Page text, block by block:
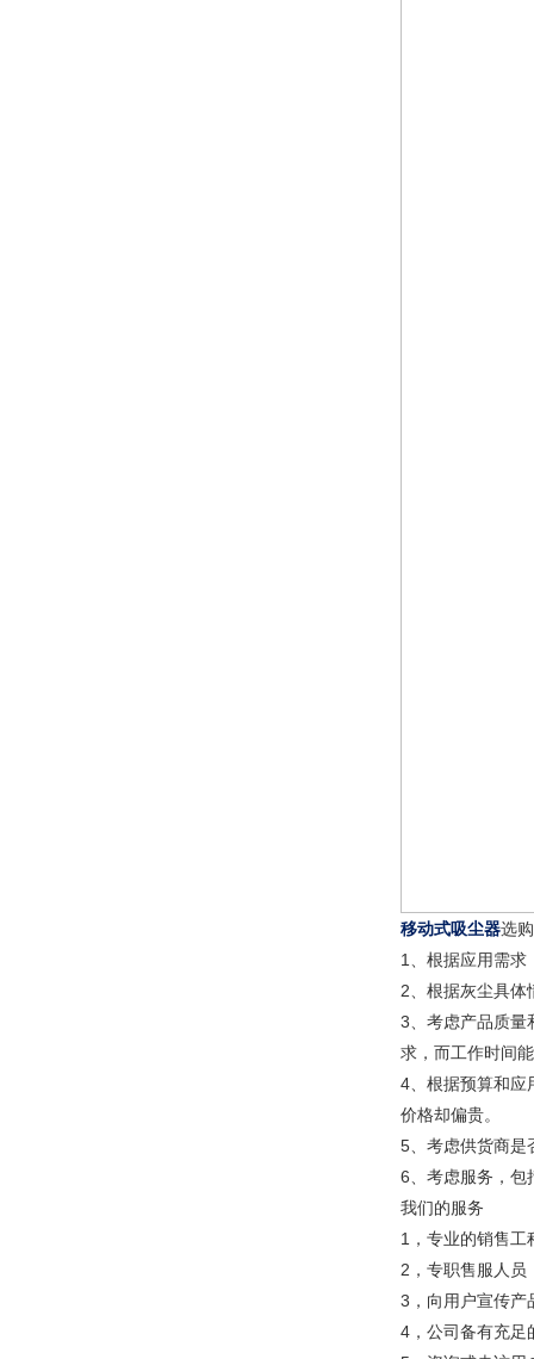
移动式吸尘器选
1、根据应用需求
2、根据灰尘具体
3、考虑产品质量
求，而工作时间
4、根据预算和应
价格却偏贵。
5、考虑供货商是
6、考虑服务，包
我们的服务
1，专业的销售
2，专职售服人员
3，向用户宣传产
4，公司备有充足